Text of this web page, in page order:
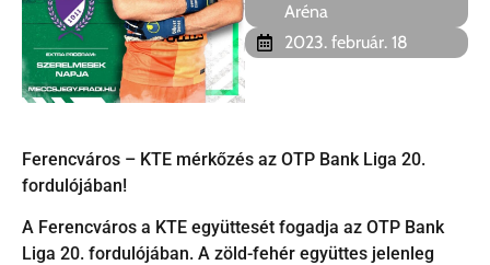
Aréna
2023. február. 18
Ferencváros – KTE mérkőzés az OTP Bank Liga 20.
fordulójában!
A Ferencváros a KTE együttesét fogadja az OTP Bank
Liga 20. fordulójában. A zöld-fehér együttes jelenleg